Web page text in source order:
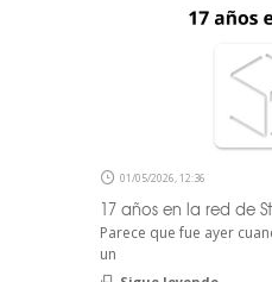
01/05/2026, 12:36
17 años en la red de
Parece que fue ayer
un